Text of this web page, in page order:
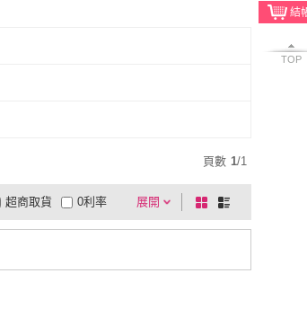
TOP
頁數 1/1
展開
電視購物
超商取貨 0利率
棋
盤
列